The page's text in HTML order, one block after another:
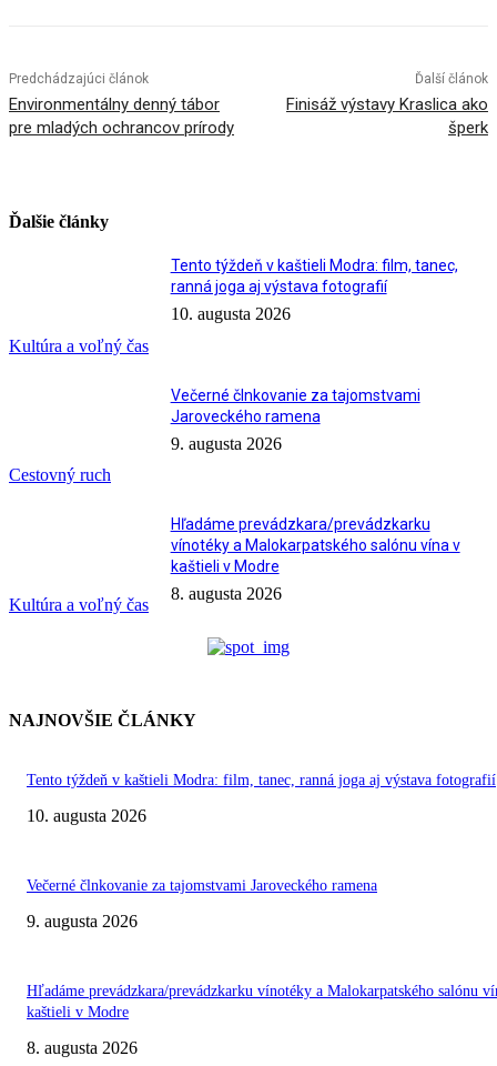
Predchádzajúci článok
Environmentálny denný tábor
pre mladých ochrancov prírody
Ďalší článok
Finisáž výstavy Kraslica ako
šperk
Ďalšie články
Kultúra a voľný čas
Tento týždeň v kaštieli Modra: film, tanec,
ranná joga aj výstava fotografií
10. augusta 2026
Cestovný ruch
Večerné člnkovanie za tajomstvami
Jaroveckého ramena
9. augusta 2026
Kultúra a voľný čas
Hľadáme prevádzkara/prevádzkarku
vínotéky a Malokarpatského salónu vína v
kaštieli v Modre
8. augusta 2026
NAJNOVŠIE ČLÁNKY
Tento týždeň v kaštieli Modra: film, tanec, ranná joga aj výstava fotografií
10. augusta 2026
Večerné člnkovanie za tajomstvami Jaroveckého ramena
9. augusta 2026
Hľadáme prevádzkara/prevádzkarku vínotéky a Malokarpatského salónu
kaštieli v Modre
8. augusta 2026